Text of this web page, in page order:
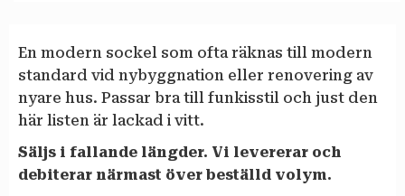
En modern sockel som ofta räknas till modern
standard vid nybyggnation eller renovering av
nyare hus. Passar bra till funkisstil och just den
här listen är lackad i vitt.
Säljs i fallande längder. Vi levererar och
debiterar närmast över beställd volym.